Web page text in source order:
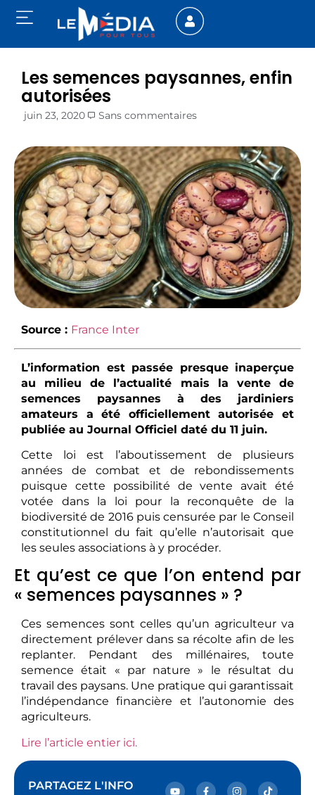
Les semences paysannes, enfin
autorisées
juin 23, 2020 Sans commentaires
Source : France Inter
L’information est passée presque inaperçue
au milieu de l’actualité mais la vente de
semences paysannes à des jardiniers
amateurs a été officiellement autorisée et
publiée au Journal Officiel daté du 11 juin.
Cette loi est l’aboutissement de plusieurs
années de combat et de rebondissements
puisque cette possibilité de vente avait été
votée dans la loi pour la reconquête de la
biodiversité de 2016 puis censurée par le Conseil
constitutionnel du fait qu’elle n’autorisait que
les seules associations à y procéder.
Et qu’est ce que l’on entend par
« semences paysannes » ?
Ces semences sont celles qu’un agriculteur va
directement prélever dans sa récolte afin de les
replanter. Pendant des millénaires, toute
semence était « par nature » le résultat du
travail des paysans. Une pratique qui garantissait
l’indépendance financière et l’autonomie des
agriculteurs.
Lire l’article entier ici.
PARTAGEZ L'INFO